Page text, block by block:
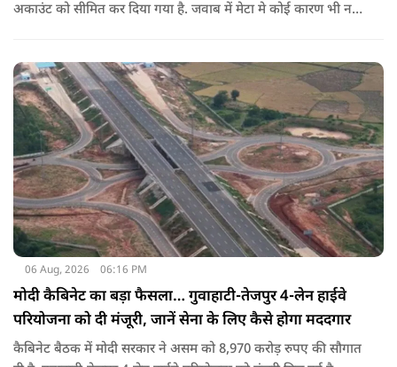
अकाउंट को सीमित कर दिया गया है. जवाब में मेटा मे कोई कारण भी नहीं
06 Aug, 2026 06:16 PM
मोदी कैबिनेट का बड़ा फैसला… गुवाहाटी-तेजपुर 4-लेन हाईवे
परियोजना को दी मंजूरी, जानें सेना के लिए कैसे होगा मददगार
कैबिनेट बैठक में मोदी सरकार ने असम को 8,970 करोड़ रुपए की सौगात